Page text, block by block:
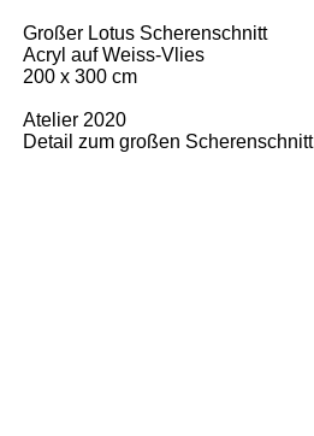
Großer Lotus Scherenschnitt
Acryl auf Weiss-Vlies
200 x 300 cm
Atelier 2020
Detail zum großen Scherenschnitt